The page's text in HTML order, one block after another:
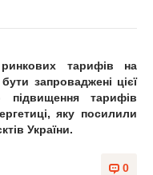
тарифів на
запроваджені цієї
тарифів
яку посилили
України.
0